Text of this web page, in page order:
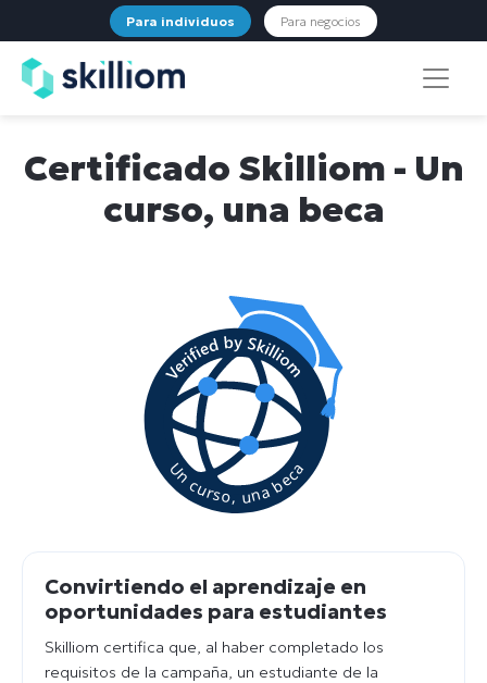
Para individuos Para negocios
Certificado Skilliom - Un
curso, una beca
Convirtiendo el aprendizaje en
oportunidades para estudiantes
Skilliom certifica que, al haber completado los
requisitos de la campaña, un estudiante de la